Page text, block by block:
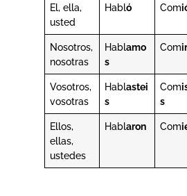
El, ella,
usted
Habló Com
Nosotros,
nosotras
Hablamo
s
Com
Vosotros,
vosotras
Hablastei
s
Com
s
Ellos,
ellas,
ustedes
Hablaron Com